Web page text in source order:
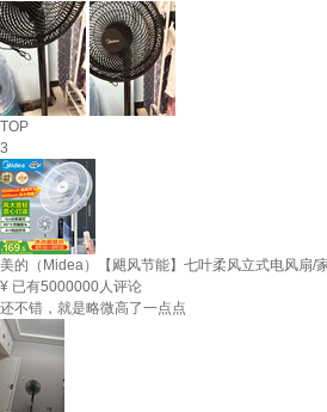
TOP
3
美的（Midea）【飓风节能】七叶柔风立式电风扇/
¥ 已有5000000人评论
还不错，就是略微高了一点点